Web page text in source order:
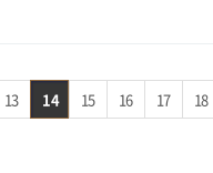
13 14 15 16 17 18